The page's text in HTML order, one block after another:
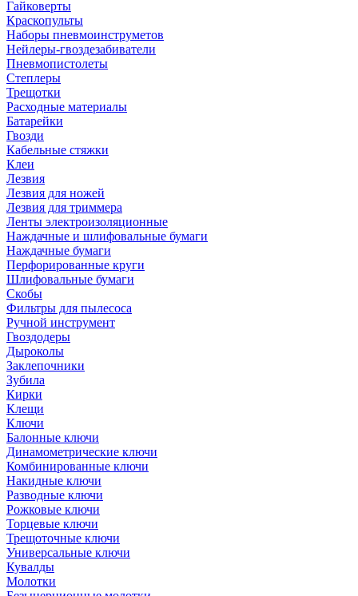
Гайковерты
Краскопульты
Наборы пневмоинструметов
Нейлеры-гвоздезабиватели
Пневмопистолеты
Степлеры
Трещотки
Расходные материалы
Батарейки
Гвозди
Кабельные стяжки
Клеи
Лезвия
Лезвия для ножей
Лезвия для триммера
Ленты электроизоляционные
Наждачные и шлифовальные бумаги
Наждачные бумаги
Перфорированные круги
Шлифовальные бумаги
Скобы
Фильтры для пылесоса
Ручной инструмент
Гвоздодеры
Дыроколы
Заклепочники
Зубила
Кирки
Клещи
Ключи
Балонные ключи
Динамометрические ключи
Комбинированные ключи
Накидные ключи
Разводные ключи
Рожковые ключи
Торцевые ключи
Трещоточные ключи
Универсальные ключи
Кувалды
Молотки